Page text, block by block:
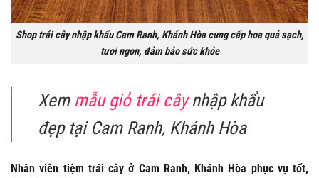
Shop trái cây nhập khẩu Cam Ranh, Khánh Hòa cung cấp hoa quả sạch,
tươi ngon, đảm bảo sức khỏe
Xem mẫu giỏ trái câynhập khẩu
đẹp tại Cam Ranh, Khánh Hòa
Nhân viên tiệm trái cây ở Cam Ranh, Khánh Hòa phục vụ tốt,